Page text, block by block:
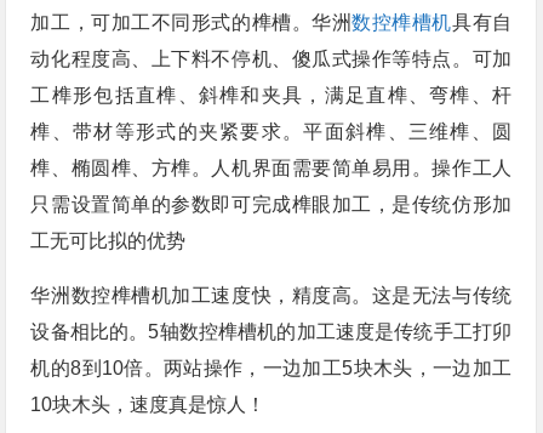
加工，可加工不同形式的榫槽。华洲数控榫槽机具有自
动化程度高、上下料不停机、傻瓜式操作等特点。可加
工榫形包括直榫、斜榫和夹具，满足直榫、弯榫、杆
榫、带材等形式的夹紧要求。平面斜榫、三维榫、圆
榫、椭圆榫、方榫。人机界面需要简单易用。操作工人
只需设置简单的参数即可完成榫眼加工，是传统仿形加
工无可比拟的优势
华洲数控榫槽机加工速度快，精度高。这是无法与传统
设备相比的。5轴数控榫槽机的加工速度是传统手工打卯
机的8到10倍。两站操作，一边加工5块木头，一边加工
10块木头，速度真是惊人！